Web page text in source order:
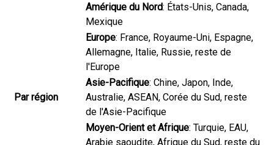
Par région
Amérique du Nord: États-Unis, Canada,
Mexique
Europe: France, Royaume-Uni, Espagne,
Allemagne, Italie, Russie, reste de
l'Europe
Asie-Pacifique: Chine, Japon, Inde,
Australie, ASEAN, Corée du Sud, reste
de l'Asie-Pacifique
Moyen-Orient et Afrique: Turquie, EAU,
Arabie saoudite, Afrique du Sud, reste du